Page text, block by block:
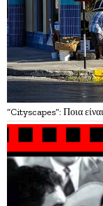
“Cityscapes”: Ποια